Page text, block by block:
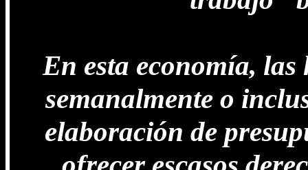
En esta economía,
semanalmente o
elaboración de